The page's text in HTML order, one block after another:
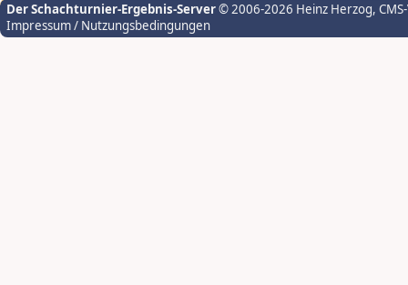
Der Schachturnier-Ergebnis-Server© 2006-2026 Heinz Herzog,
Impressum / Nutzungsbedingungen